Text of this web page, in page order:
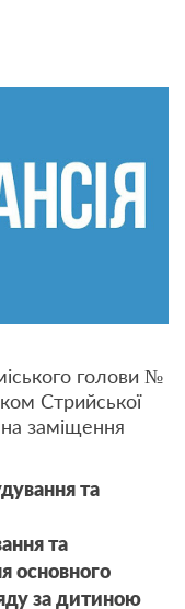
голови №
Стрийської
заміщення
та
та
основного
за дитиною